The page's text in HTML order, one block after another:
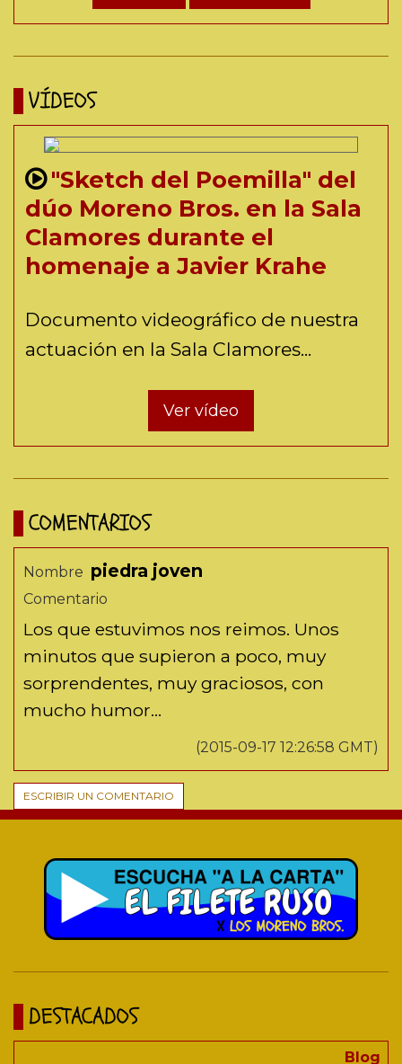
VÍDEOS
"Sketch del Poemilla" del
dúo Moreno Bros. en la Sala
Clamores durante el
homenaje a Javier Krahe
Documento videográfico de nuestra
actuación en la Sala Clamores...
Ver vídeo
COMENTARIOS
Nombre piedra joven
Comentario
Los que estuvimos nos reimos. Unos
minutos que supieron a poco, muy
sorprendentes, muy graciosos, con
mucho humor...
(2015-09-17 12:26:58 GMT)
ESCRIBIR UN COMENTARIO
DESTACADOS
Blog